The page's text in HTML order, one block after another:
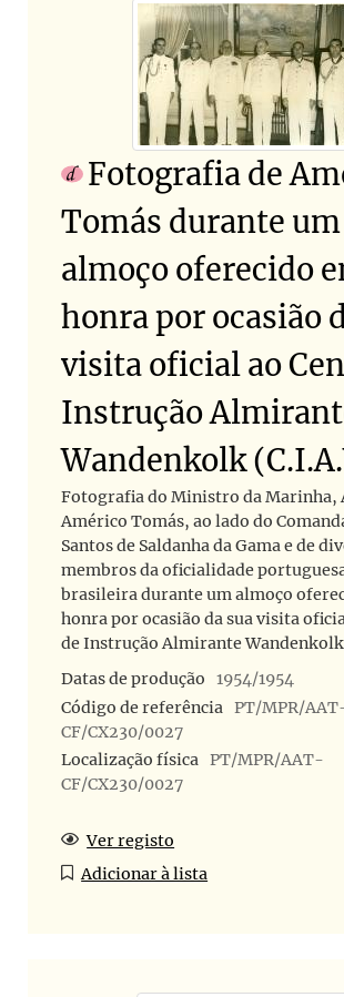
Fotografia de
Tomás durante um
almoço oferecido
honra por ocasião
visita oficial ao
Instrução
Wandenkolk
Fotografia do Ministro da Marinha,
Américo Tomás, ao lado do
Santos de Saldanha da Gama e de
membros da oficialidade
brasileira durante um almoço
honra por ocasião da sua visita
de Instrução Almirante Wandenkolk
Datas de produção
1954/1954
Código de referência PT/MPR/
CF/CX230/0027
Localização física PT/MPR/AAT-
CF/CX230/0027
Ver registo
Adicionar à lista